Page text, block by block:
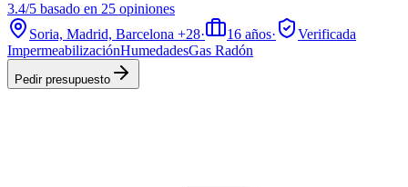
3.4/5 basado en 25 opiniones
Soria, Madrid, Barcelona +28· 16 años·
Verificada
ImpermeabilizaciónHumedadesGas Radón
Pedir presupuesto